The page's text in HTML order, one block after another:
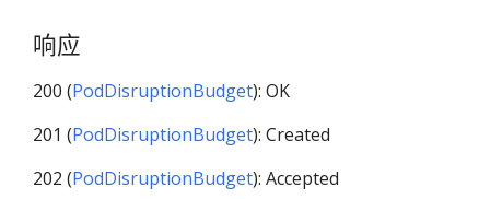
响应
200 (PodDisruptionBudget): OK
201 (PodDisruptionBudget): Created
202 (PodDisruptionBudget): Accepted